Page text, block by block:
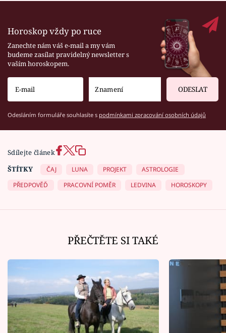
Horoskop vždy po ruce
Zanechte nám váš e-mail a my vám
budeme zasílat pravidelný newsletter s
vaším horoskopem.
ODESLAT
Odesláním formuláře souhlasíte s podmínkami zpracování osobních údajů
Sdílejte článek
ŠTÍTKY
ČAJ LUNA PROJEKT
ASTROLOGIE
PŘEDPOVĚĎ
PRACOVNÍ POMĚR LEDVINA HOROSKOPY
PŘEČTĚTE SI TAKÉ